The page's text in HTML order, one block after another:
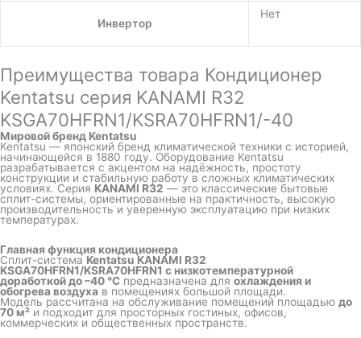
Инвертор
Нет
Преимущества товара Кондиционер
Kentatsu серия KANAMI R32
KSGA70HFRN1/KSRA70HFRN1/-40
Мировой бренд Kentatsu
Kentatsu — японский бренд климатической техники с историей,
начинающейся в 1880 году. Оборудование Kentatsu
разрабатывается с акцентом на надёжность, простоту
конструкции и стабильную работу в сложных климатических
условиях. Серия KANAMI R32 — это классические бытовые
сплит-системы, ориентированные на практичность, высокую
производительность и уверенную эксплуатацию при низких
температурах.
Главная функция кондиционера
Сплит-система Kentatsu KANAMI R32
KSGA70HFRN1/KSRA70HFRN1 с низкотемпературной
доработкой до –40 °C предназначена для охлаждения и
обогрева воздуха в помещениях большой площади.
Модель рассчитана на обслуживание помещений площадью до
70 м² и подходит для просторных гостиных, офисов,
коммерческих и общественных пространств.